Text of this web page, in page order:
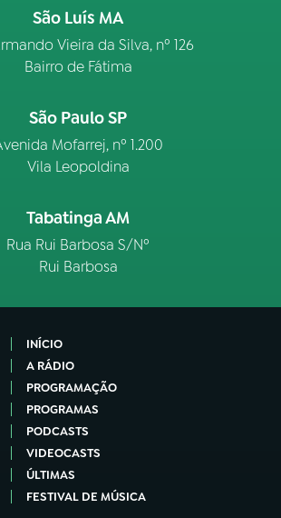
São Luís MA
Vieira da Silva, nº 126
Bairro de Fátima
São Paulo SP
Mofarrej, nº 1.200
Vila Leopoldina
Tabatinga AM
Rua Rui Barbosa S/Nº
Rui Barbosa
INÍCIO
A RÁDIO
PROGRAMAÇÃO
PROGRAMAS
PODCASTS
VIDEOCASTS
ÚLTIMAS
FESTIVAL DE MÚSICA